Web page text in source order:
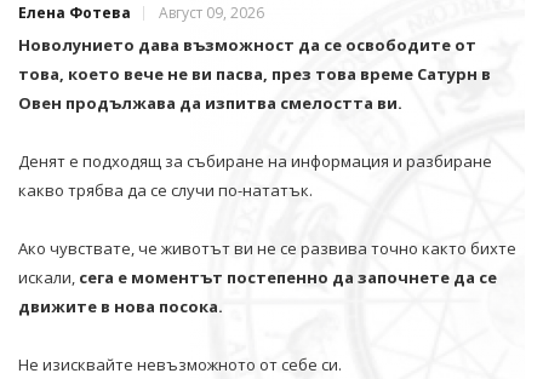
Елена Фотева Август 09, 2026
Новолунието дава възможност да се освободите от
това, което вече не ви пасва, през това време Сатурн в
Овен продължава да изпитва смелостта ви.
Денят е подходящ за събиране на информация и разбиране
какво трябва да се случи по-нататък.
Ако чувствате, че животът ви не се развива точно както бихте
искали, сега е моментът постепенно да започнете да се
движите в нова посока.
Не изисквайте невъзможното от себе си.